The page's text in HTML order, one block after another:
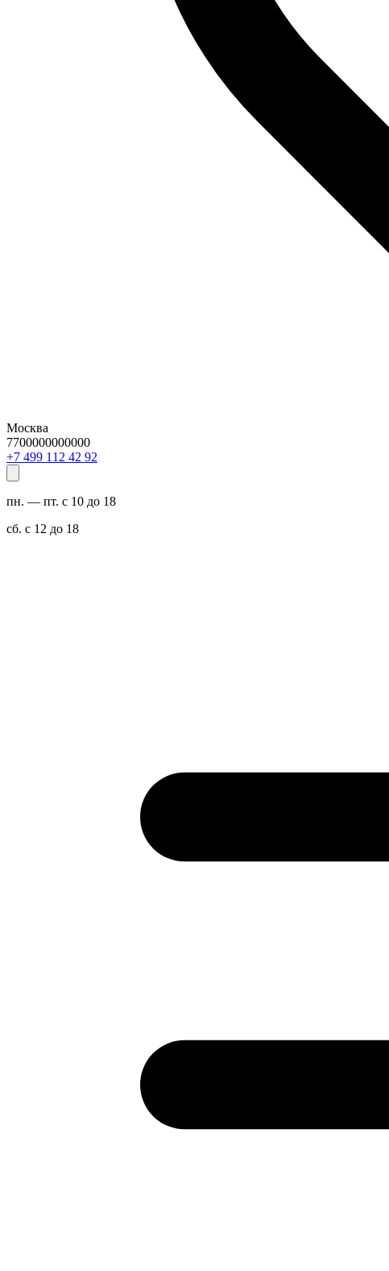
Москва
7700000000000
29 24 211 994 7+
пн. — пт. с 10 до 18
сб. с 12 до 18